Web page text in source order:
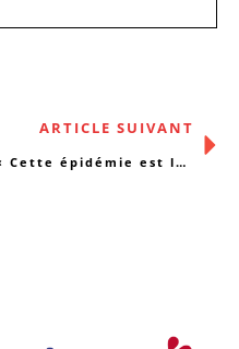
ARTICLE SUIVANT
« Cette épidémie est le révélateur de la crise sociale dans laquelle on se trouve depuis plusieurs années »